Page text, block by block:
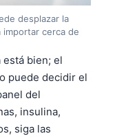
desplazar la
cerca de
está bien; el
puede decidir el
del
insulina,
siga las